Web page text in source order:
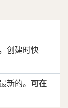
创建时快
新的。 可在